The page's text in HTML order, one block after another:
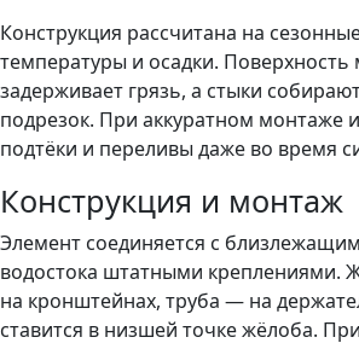
Конструкция рассчитана на
температуры и осадки.
задерживает грязь, а стыки
подрезок. При аккуратном монтаже
подтёки и переливы даже во время
Конструкция и монтаж
Элемент соединяется с
водостока штатными креплениями.
на кронштейнах, труба — на
ставится в низшей точке жёлоба.